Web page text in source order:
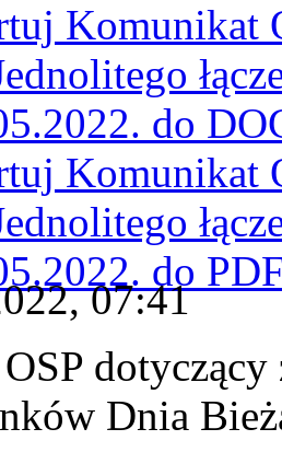
Komunikat
do
Komunikat
do
07:41
dotyczący
Dnia